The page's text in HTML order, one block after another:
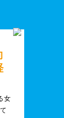
女